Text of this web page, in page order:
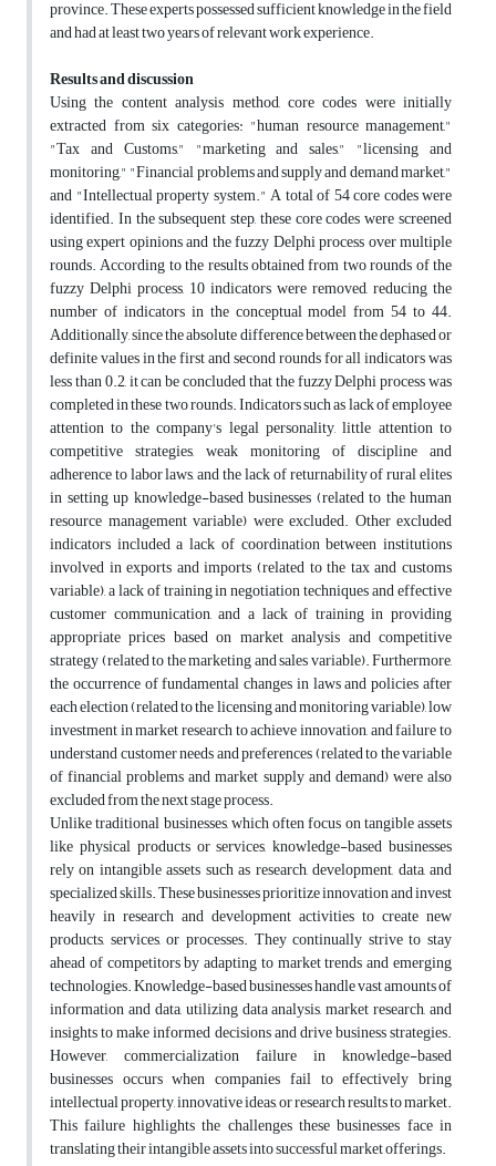
province. These experts possessed sufficient knowledge in the field
and had at least two years of relevant work experience.
Results and discussion
Using the content analysis method, core codes were initially
extracted from six categories: "human resource management,"
"Tax and Customs," "marketing and sales," "licensing and
monitoring," "Financial problems and supply and demand market,"
and "Intellectual property system." A total of 54 core codes were
identified. In the subsequent step, these core codes were screened
using expert opinions and the fuzzy Delphi process over multiple
rounds. According to the results obtained from two rounds of the
fuzzy Delphi process, 10 indicators were removed, reducing the
number of indicators in the conceptual model from 54 to 44.
Additionally, since the absolute difference between the dephased or
definite values in the first and second rounds for all indicators was
less than 0.2, it can be concluded that the fuzzy Delphi process was
completed in these two rounds. Indicators such as lack of employee
attention to the company's legal personality, little attention to
competitive strategies, weak monitoring of discipline and
adherence to labor laws, and the lack of returnability of rural elites
in setting up knowledge-based businesses (related to the human
resource management variable) were excluded. Other excluded
indicators included a lack of coordination between institutions
involved in exports and imports (related to the tax and customs
variable), a lack of training in negotiation techniques and effective
customer communication, and a lack of training in providing
appropriate prices based on market analysis and competitive
strategy (related to the marketing and sales variable). Furthermore,
the occurrence of fundamental changes in laws and policies after
each election (related to the licensing and monitoring variable), low
investment in market research to achieve innovation, and failure to
understand customer needs and preferences (related to the variable
of financial problems and market supply and demand) were also
excluded from the next stage process.
Unlike traditional businesses, which often focus on tangible assets
like physical products or services, knowledge-based businesses
rely on intangible assets such as research, development, data, and
specialized skills. These businesses prioritize innovation and invest
heavily in research and development activities to create new
products, services, or processes. They continually strive to stay
ahead of competitors by adapting to market trends and emerging
technologies. Knowledge-based businesses handle vast amounts of
information and data, utilizing data analysis, market research, and
insights to make informed decisions and drive business strategies.
However, commercialization failure in knowledge-based
businesses occurs when companies fail to effectively bring
intellectual property, innovative ideas, or research results to market.
This failure highlights the challenges these businesses face in
translating their intangible assets into successful market offerings.